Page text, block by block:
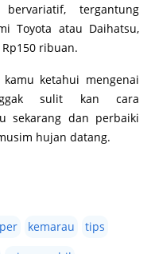
tergantung
Toyota atau Daihatsu,
ribuan.
ketahui mengenai
sulit kan cara
sekarang dan perbaiki
hujan datang.
kemarau
tips